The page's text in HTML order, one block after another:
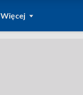
Więcej